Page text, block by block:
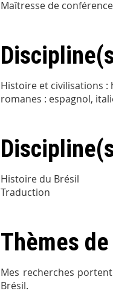
Maîtresse de
Histoire et civilisations
romanes : espagnol,
Histoire du Brésil
Traduction
Thèmes
Mes recherches
Brésil.